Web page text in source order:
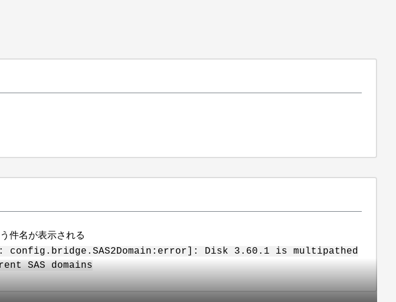
件名が表示される
config.bridge.SAS2Domain:error]: Disk 3.60.1 is multipathed
SAS domains